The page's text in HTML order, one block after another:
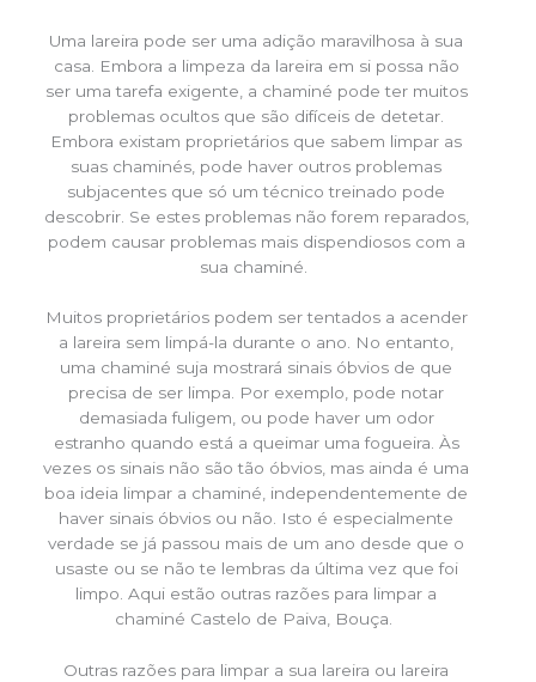
Uma lareira pode ser uma adição maravilhosa à sua
casa. Embora a limpeza da lareira em si possa não
ser uma tarefa exigente, a chaminé pode ter muitos
problemas ocultos que são difíceis de detetar.
Embora existam proprietários que sabem limpar as
suas chaminés, pode haver outros problemas
subjacentes que só um técnico treinado pode
descobrir. Se estes problemas não forem reparados,
podem causar problemas mais dispendiosos com a
sua chaminé.
Muitos proprietários podem ser tentados a acender
a lareira sem limpá-la durante o ano. No entanto,
uma chaminé suja mostrará sinais óbvios de que
precisa de ser limpa. Por exemplo, pode notar
demasiada fuligem, ou pode haver um odor
estranho quando está a queimar uma fogueira. Às
vezes os sinais não são tão óbvios, mas ainda é uma
boa ideia limpar a chaminé, independentemente de
haver sinais óbvios ou não. Isto é especialmente
verdade se já passou mais de um ano desde que o
usaste ou se não te lembras da última vez que foi
limpo. Aqui estão outras razões para limpar a
chaminé Castelo de Paiva, Bouça.
Outras razões para limpar a sua lareira ou lareira